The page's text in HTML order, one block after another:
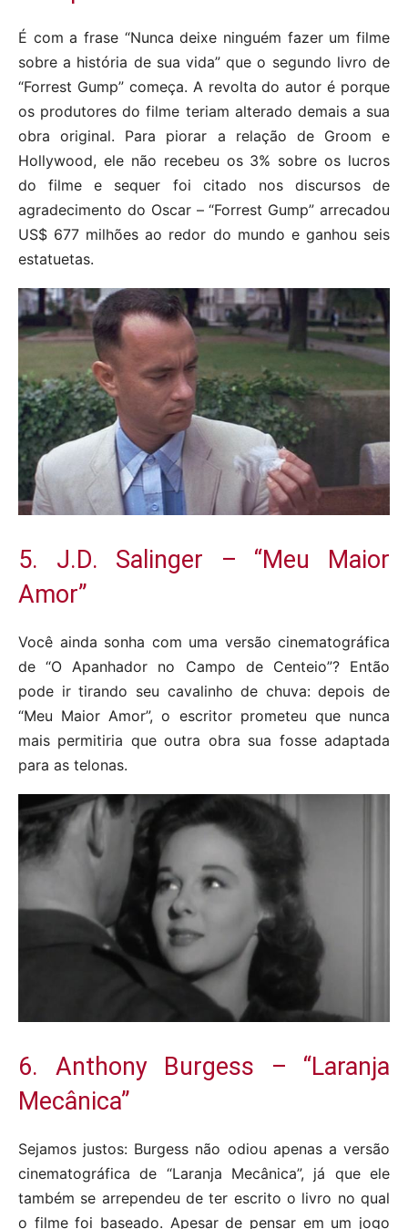
É com a frase “Nunca deixe ninguém fazer um filme
sobre a história de sua vida” que o segundo livro de
“Forrest Gump” começa. A revolta do autor é porque
os produtores do filme teriam alterado demais a sua
obra original. Para piorar a relação de Groom e
Hollywood, ele não recebeu os 3% sobre os lucros
do filme e sequer foi citado nos discursos de
agradecimento do Oscar – “Forrest Gump” arrecadou
US$ 677 milhões ao redor do mundo e ganhou seis
estatuetas.
5. J.D. Salinger – “Meu Maior
Amor”
Você ainda sonha com uma versão cinematográfica
de “O Apanhador no Campo de Centeio”? Então
pode ir tirando seu cavalinho de chuva: depois de
“Meu Maior Amor”, o escritor prometeu que nunca
mais permitiria que outra obra sua fosse adaptada
para as telonas.
6. Anthony Burgess – “Laranja
Mecânica”
Sejamos justos: Burgess não odiou apenas a versão
cinematográfica de “Laranja Mecânica”, já que ele
também se arrependeu de ter escrito o livro no qual
o filme foi baseado. Apesar de pensar em um jogo